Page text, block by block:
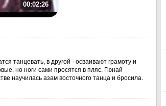
00:02:26
танцевать, в другой - осваивают грамоту и
но ноги сами просятся в пляс. Гюнай
научилась азам восточного танца и бросила.